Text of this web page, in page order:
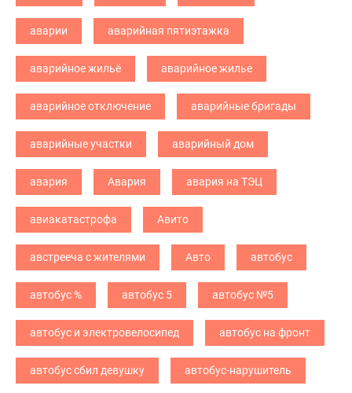
аварии аварийная пятиэтажка
аварийное жильё аварийное жилье
аварийное отключение аварийные бригады
аварийные участки аварийный дом
авария Авария авария на ТЭЦ
авиакатастрофа Авито
австрееча с жителями Авто автобус
автобус % автобус 5 автобус №5
автобус и электровелосипед автобус на фронт
автобус сбил девушку автобус-нарушитель